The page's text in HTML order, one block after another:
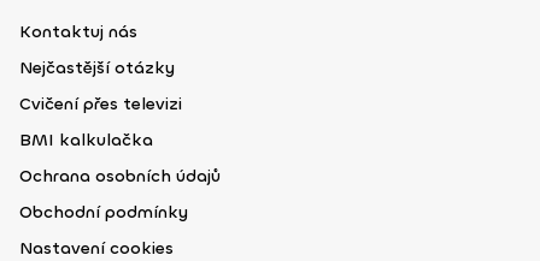
Kontaktuj nás
Nejčastější otázky
Cvičení přes televizi
BMI kalkulačka
Ochrana osobních údajů
Obchodní podmínky
Nastavení cookies